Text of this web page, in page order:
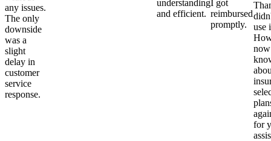
any issues.
The only
downside
was a
slight
delay in
customer
service
response.
understanding
and efficient.
I got
reimbursed
promptly.
use
for